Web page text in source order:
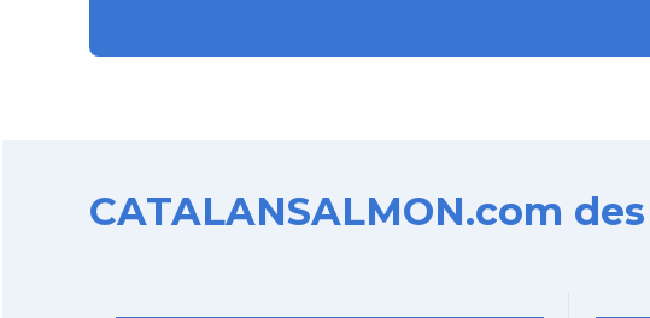
CATALANSALMON.com